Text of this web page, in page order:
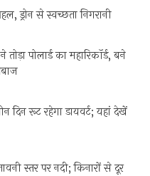
ड्रोन से स्वच्छता निगरानी
पोलार्ड का महारिकॉर्ड, बने
दिन रूट रहेगा डायवर्ट; यहां देखें
स्तर पर नदी; किनारों से दूर